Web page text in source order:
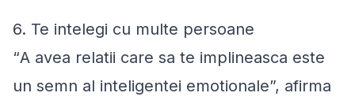
6. Te intelegi cu multe persoane
“A avea relatii care sa te implineasca este
un semn al inteligentei emotionale”, afirma